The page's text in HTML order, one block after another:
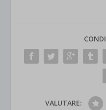
VALUTARE: